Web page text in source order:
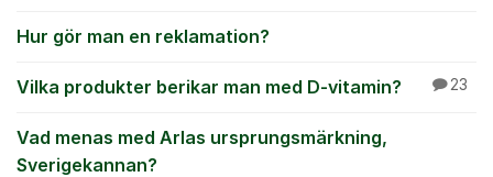
Hur gör man en reklamation?
Vilka produkter berikar man med D-vitamin? 23
Vad menas med Arlas ursprungsmärkning,
Sverigekannan?